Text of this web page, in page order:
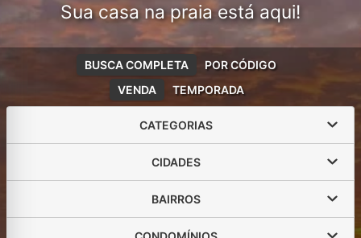
Sua casa na praia está aqui!
VENDA TEMPORADA
BUSCA COMPLETA POR CÓDIGO
CATEGORIAS
CIDADES
BAIRROS